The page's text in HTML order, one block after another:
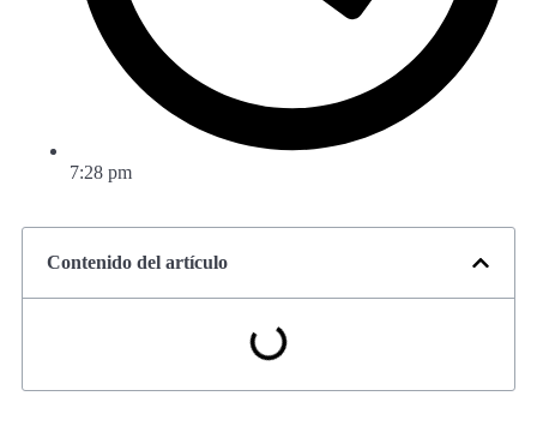
7:28 pm
Contenido del artículo